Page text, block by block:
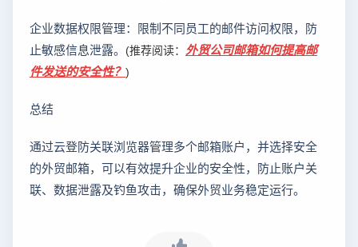
企业数据权限管理：限制不同员工的邮件访问权限，防
止敏感信息泄露。 (推荐阅读： 外贸公司邮箱如何提高邮
件发送的安全性？ )
总结
通过云登防关联浏览器管理多个邮箱账户，并选择安全
的外贸邮箱，可以有效提升企业的安全性，防止账户关
联、数据泄露及钓鱼攻击，确保外贸业务稳定运行。